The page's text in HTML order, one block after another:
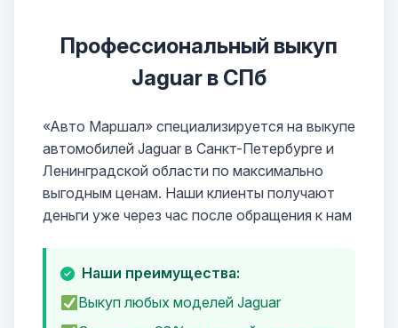
Профессиональный выкуп
Jaguar в СПб
«Авто Маршал» специализируется на выкупе
автомобилей Jaguar в Санкт-Петербурге и
Ленинградской области по максимально
выгодным ценам. Наши клиенты получают
деньги уже через час после обращения к нам
Наши преимущества:
Выкуп любых моделей Jaguar